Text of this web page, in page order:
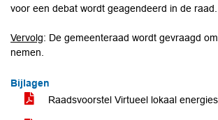
voor een debat wordt geagendeerd in de raad.
Vervolg: De gemeenteraad wordt gevraagd
nemen.
Bijlagen
Raadsvoorstel Virtueel lokaal